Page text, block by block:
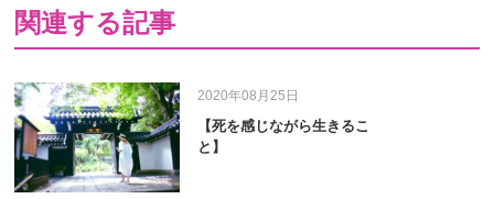
関連する記事
2020年08月25日
【死を感じながら生きるこ
と】